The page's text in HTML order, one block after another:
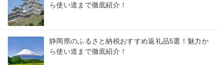
ら使い道まで徹底紹介！
静岡県のふるさと納税おすすめ返礼品5選！魅力か
ら使い道まで徹底紹介！